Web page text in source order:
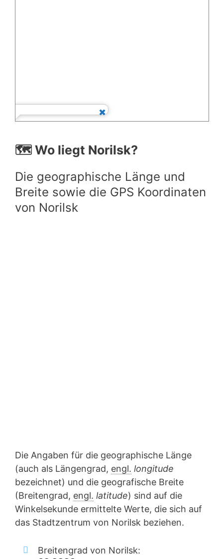
🗺️ Wo liegt Norilsk?
Die geographische Länge und
Breite sowie die GPS Koordinaten
von Norilsk
Die Angaben für die geographische Länge
(auch als Längengrad, engl. longitude
bezeichnet) und die geografische Breite
(Breitengrad, engl. latitude) sind auf die
Winkelsekunde ermittelte Werte, die sich auf
das Stadtzentrum von Norilsk beziehen.
Breitengrad von Norilsk: